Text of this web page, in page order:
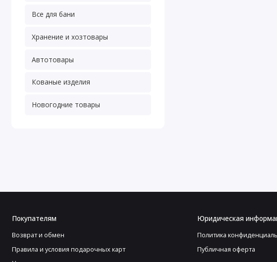
Все для бани
Хранение и хозтовары
Автотовары
Кованые изделия
Новогодние товары
Покупателям
Возврат и обмен
Правила и условия подарочных карт
Юридическая
Политика
Публичная оферта